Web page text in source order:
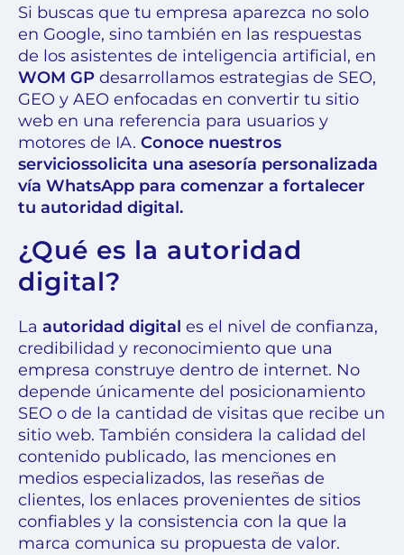
Si buscas que tu empresa aparezca no solo
en Google, sino también en las respuestas
de los asistentes de inteligencia artificial, en
WOM GP desarrollamos estrategias de SEO,
GEO y AEO enfocadas en convertir tu sitio
web en una referencia para usuarios y
motores de IA. Conoce nuestros
serviciossolicita una asesoría personalizada
vía WhatsApp para comenzar a fortalecer
tu autoridad digital.
¿Qué es la autoridad
digital?
La autoridad digital es el nivel de confianza,
credibilidad y reconocimiento que una
empresa construye dentro de internet. No
depende únicamente del posicionamiento
SEO o de la cantidad de visitas que recibe un
sitio web. También considera la calidad del
contenido publicado, las menciones en
medios especializados, las reseñas de
clientes, los enlaces provenientes de sitios
confiables y la consistencia con la que la
marca comunica su propuesta de valor.